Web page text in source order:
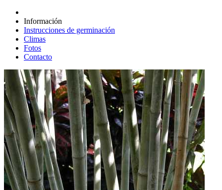
Información
Instrucciones de germinación
Climas
Fotos
Contacto